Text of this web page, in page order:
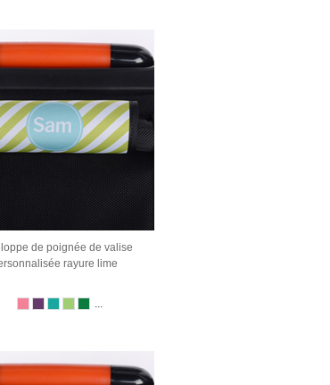
de poignée de valise
rayure lime
...